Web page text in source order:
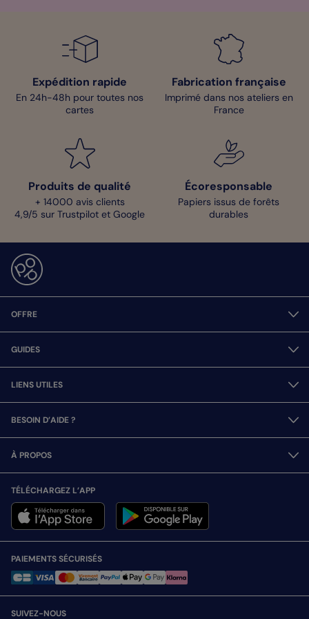
accompagné d’une pousse végétale. Cette carte élégante et
pleine de finesse saura toucher le cœur de vos proches. Une
Carte de Remerciement Décès
expédiée par nos soins chez vous ou bien directement chez vos
destinataires.
Expédition rapide
En 24h-48h pour toutes nos
cartes
Fabrication française
Imprimé dans nos ateliers en
France
Produits de qualité
+ 14000 avis clients
4,9/5 sur Trustpilot et Google
Écoresponsable
Papiers issus de forêts
durables
OFFRE
GUIDES
LIENS UTILES
BESOIN D’AIDE ?
À PROPOS
TÉLÉCHARGEZ L’APP
PAIEMENTS SÉCURISÉS
SUIVEZ-NOUS